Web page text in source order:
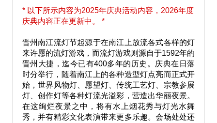
* 以下所示内容为2025年庆典活动内容，2026年度
庆典内容正在更新中。 *
晋州南江流灯节起源于在南江上放流各式各样的灯
来许愿的流灯游戏，而流灯游戏则源自于1592年的
晋州大捷，迄今已有400多年的历史。庆典在日落
时分举行，随着南江上的各种造型灯点亮而正式开
始，世界风物灯、愿望灯、传统工艺灯、宗教参展
灯、创作灯等各种灯流光溢彩，营造出华丽夜景。
在这绚烂夜景之中，将有水上烟花秀与灯光水舞
秀，并有精彩文化表演带来更多乐趣。会场处处还